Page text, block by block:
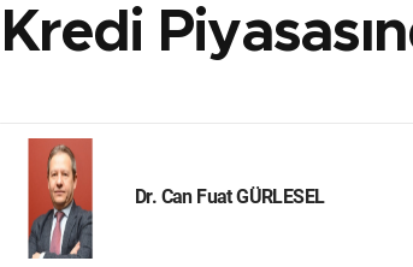
Kredi
Dr. Can Fuat GÜRLESEL